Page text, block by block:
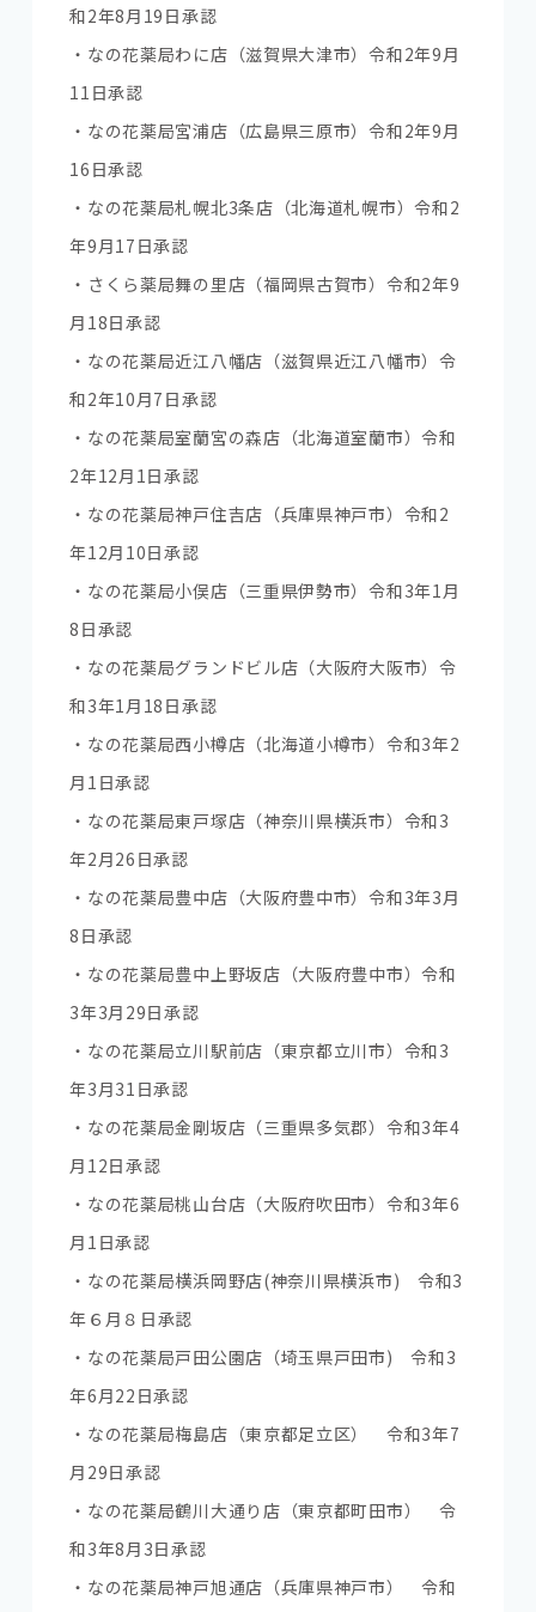
和2年8月19日承認
・なの花薬局わに店（滋賀県大津市）令和2年9月
11日承認
・なの花薬局宮浦店（広島県三原市）令和2年9月
16日承認
・なの花薬局札幌北3条店（北海道札幌市）令和2
年9月17日承認
・さくら薬局舞の里店（福岡県古賀市）令和2年9
月18日承認
・なの花薬局近江八幡店（滋賀県近江八幡市）令
和2年10月7日承認
・なの花薬局室蘭宮の森店（北海道室蘭市）令和
2年12月1日承認
・なの花薬局神戸住吉店（兵庫県神戸市）令和2
年12月10日承認
・なの花薬局小俣店（三重県伊勢市）令和3年1月
8日承認
・なの花薬局グランドビル店（大阪府大阪市）令
和3年1月18日承認
・なの花薬局西小樽店（北海道小樽市）令和3年2
月1日承認
・なの花薬局東戸塚店（神奈川県横浜市）令和3
年2月26日承認
・なの花薬局豊中店（大阪府豊中市）令和3年3月
8日承認
・なの花薬局豊中上野坂店（大阪府豊中市）令和
3年3月29日承認
・なの花薬局立川駅前店（東京都立川市）令和3
年3月31日承認
・なの花薬局金剛坂店（三重県多気郡）令和3年4
月12日承認
・なの花薬局桃山台店（大阪府吹田市）令和3年6
月1日承認
・なの花薬局横浜岡野店(神奈川県横浜市) 令和3
年６月８日承認
・なの花薬局戸田公園店（埼玉県戸田市) 令和3
年6月22日承認
・なの花薬局梅島店（東京都足立区） 令和3年7
月29日承認
・なの花薬局鶴川大通り店（東京都町田市） 令
和3年8月3日承認
・なの花薬局神戸旭通店（兵庫県神戸市） 令和